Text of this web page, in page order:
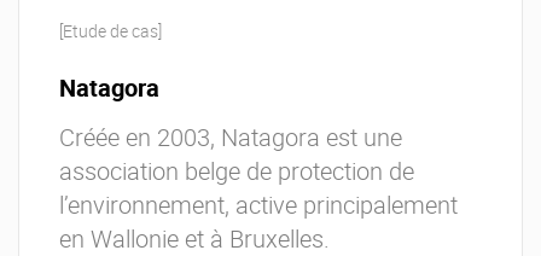
[Etude de cas]
Natagora
Créée en 2003, Natagora est une
association belge de protection de
l’environnement, active principalement
en Wallonie et à Bruxelles.